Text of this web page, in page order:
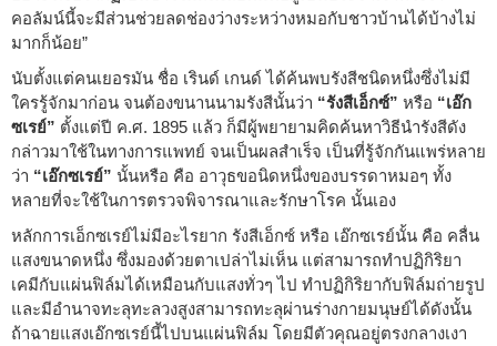
คอลัมน์นี้จะมีส่วนช่วยลดช่องว่างระหว่างหมอกับชาวบ้านได้บ้างไม่
มากก็น้อย”
นับตั้งแต่คนเยอรมัน ชื่อ เรินด์ เกนด์ ได้ค้นพบรังสีชนิดหนึ่งซึ่งไม่มี
ใครรู้จักมาก่อน จนต้องขนานนามรังสีนั้นว่า “รังสีเอ็กซ์” หรือ “เอ๊ก
ซเรย์” ตั้งแต่ปี ค.ศ. 1895 แล้ว ก็มีผู้พยายามคิดค้นหาวิธีนำรังสีดัง
กล่าวมาใช้ในทางการแพทย์ จนเป็นผลสำเร็จ เป็นที่รู้จักกันแพร่หลาย
ว่า “เอ๊กซเรย์” นั้นหรือ คือ อาวุธขอนิดหนึ่งของบรรดาหมอๆ ทั้ง
หลายที่จะใช้ในการตรวจพิจารณาและรักษาโรค นั้นเอง
หลักการเอ็กซเรย์ไม่มีอะไรยาก รังสีเอ็กซ์ หรือ เอ๊กซเรย์นั้น คือ คลื่น
แสงขนาดหนึ่ง ซึ่งมองด้วยตาเปล่าไม่เห็น แต่สามารถทำปฏิกิริยา
เคมีกับแผ่นฟิล์มได้เหมือนกับแสงทั่วๆ ไป ทำปฏิกิริยากับฟิล์มถ่ายรูป
และมีอำนาจทะลุทะลวงสูงสามารถทะลุผ่านร่างกายมนุษย์ได้ดังนั้น
ถ้าฉายแสงเอ๊กซเรย์นี้ไปบนแผ่นฟิล์ม โดยมีตัวคุณอยู่ตรงกลางเงา